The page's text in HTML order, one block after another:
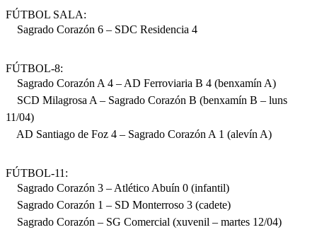
FÚTBOL SALA:
Sagrado Corazón 6 – SDC Residencia 4
FÚTBOL-8:
Sagrado Corazón A 4 – AD Ferroviaria B 4 (benxamín A)
SCD Milagrosa A – Sagrado Corazón B (benxamín B – luns
11/04)
AD Santiago de Foz 4 – Sagrado Corazón A 1 (alevín A)
FÚTBOL-11:
Sagrado Corazón 3 – Atlético Abuín 0 (infantil)
Sagrado Corazón 1 – SD Monterroso 3 (cadete)
Sagrado Corazón – SG Comercial (xuvenil – martes 12/04)